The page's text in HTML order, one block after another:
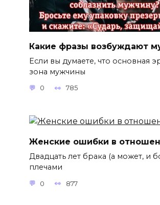
Какие фразы возбуждают
Если вы думаете, что основная
зона мужчины
0 785
Женские ошибки в
Двадцать лет брака (а может, и
плечами
0 877